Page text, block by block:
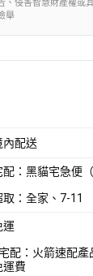
、侵害智慧財產權或
舉
內配送
配：黑貓宅急便
取：全家、7-11
運
配：火箭速配
運費